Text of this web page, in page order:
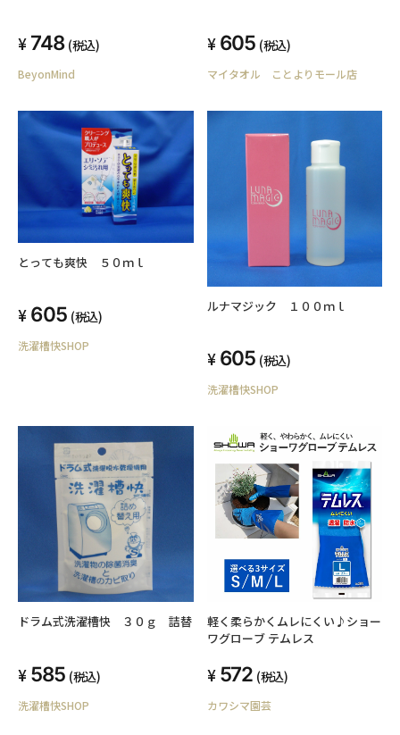
748 (税込)
BeyonMind
605 (税込)
マイタオル ことよりモール店
とっても爽快 ５０ｍｌ
605 (税込)
洗濯槽快SHOP
ルナマジック １００ｍｌ
605 (税込)
洗濯槽快SHOP
ドラム式洗濯槽快 ３０ｇ 詰替
585 (税込)
洗濯槽快SHOP
軽く柔らかくムレにくい♪ショー
ワグローブ テムレス
572 (税込)
カワシマ園芸